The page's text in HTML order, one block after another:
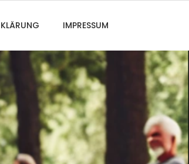
IMPRESSUM